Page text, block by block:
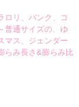
ロリ、パンク、コ
普通サイズの、ゆ
マス、ジェンダー
らみ長さ&膨らみ比